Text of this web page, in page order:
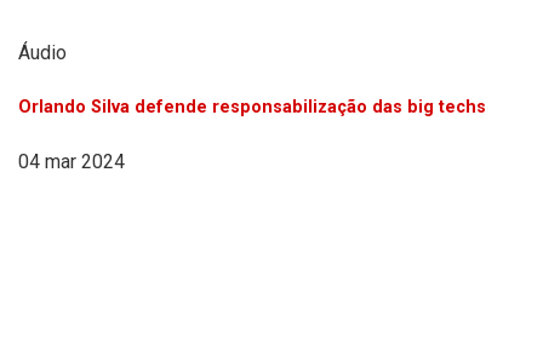
Áudio
Orlando Silva defende responsabilização das big techs
04 mar 2024